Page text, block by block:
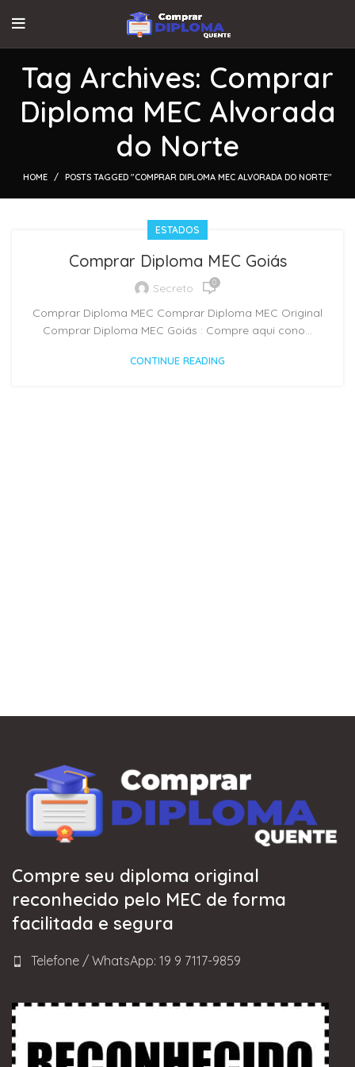
Tag Archives: Comprar
Diploma MEC Alvorada
do Norte
HOME POSTS TAGGED "COMPRAR DIPLOMA MEC ALVORADA DO NORTE"
ESTADOS
Comprar Diploma MEC Goiás
Secreto 0
Comprar Diploma MEC Comprar Diploma MEC Original
Comprar Diploma MEC Goiás : Compre aqui cono...
CONTINUE READING
Compre seu diploma original
reconhecido pelo MEC de forma
facilitada e segura
Telefone / WhatsApp: 19 9 7117-9859